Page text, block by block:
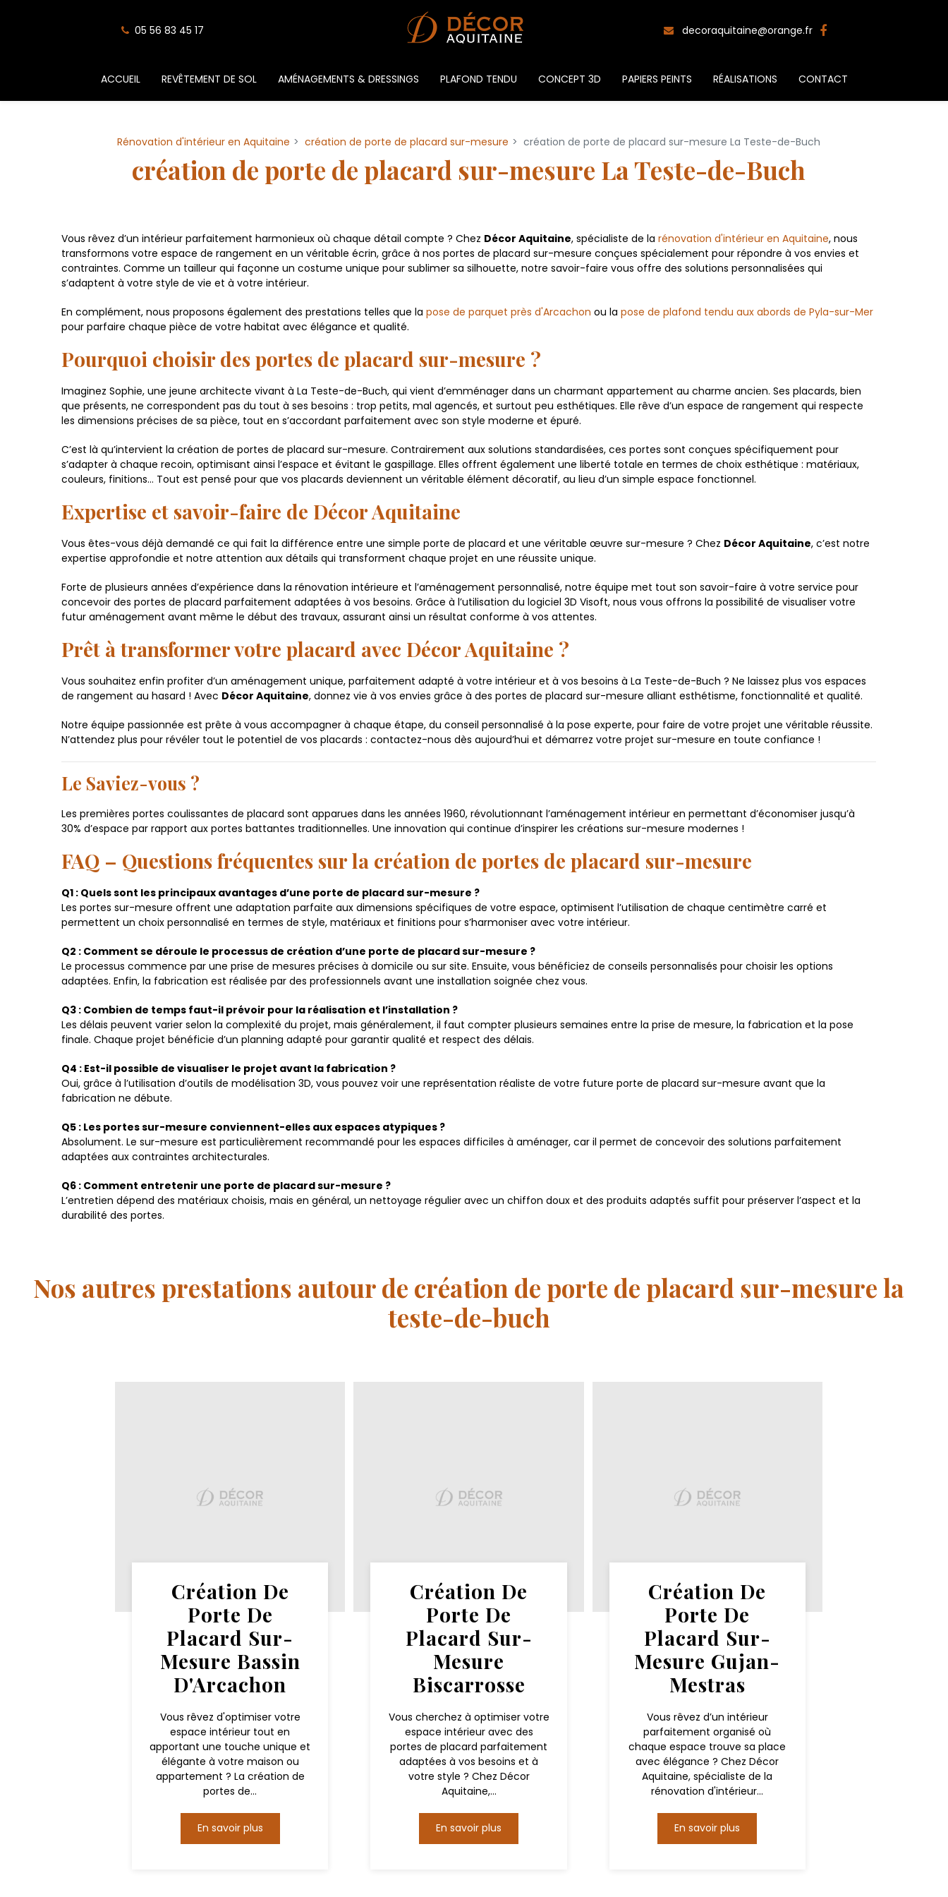
05 56 83 45 17 decoraquitaine@orange.fr
ACCUEIL REVÊTEMENT DE SOL AMÉNAGEMENTS & DRESSINGS PLAFOND TENDU CONCEPT 3D PAPIERS PEINTS RÉALISATIONS CONTACT
Rénovation d'intérieur en Aquitaine création de porte de placard sur-mesure création de porte de placard sur-mesure La Teste-de-Buch
création de porte de placard sur-mesure La Teste-de-Buch
Vous rêvez d’un intérieur parfaitement harmonieux où chaque détail compte ? Chez Décor Aquitaine, spécialiste de la rénovation d'intérieur en Aquitaine, nous
transformons votre espace de rangement en un véritable écrin, grâce à nos portes de placard sur-mesure conçues spécialement pour répondre à vos envies et
contraintes. Comme un tailleur qui façonne un costume unique pour sublimer sa silhouette, notre savoir-faire vous offre des solutions personnalisées qui
s’adaptent à votre style de vie et à votre intérieur.
En complément, nous proposons également des prestations telles que la pose de parquet près d'Arcachon ou la pose de plafond tendu aux abords de Pyla-sur-Mer
pour parfaire chaque pièce de votre habitat avec élégance et qualité.
Pourquoi choisir des portes de placard sur-mesure ?
Imaginez Sophie, une jeune architecte vivant à La Teste-de-Buch, qui vient d’emménager dans un charmant appartement au charme ancien. Ses placards, bien
que présents, ne correspondent pas du tout à ses besoins : trop petits, mal agencés, et surtout peu esthétiques. Elle rêve d’un espace de rangement qui respecte
les dimensions précises de sa pièce, tout en s’accordant parfaitement avec son style moderne et épuré.
C’est là qu’intervient la création de portes de placard sur-mesure. Contrairement aux solutions standardisées, ces portes sont conçues spécifiquement pour
s’adapter à chaque recoin, optimisant ainsi l’espace et évitant le gaspillage. Elles offrent également une liberté totale en termes de choix esthétique : matériaux,
couleurs, finitions… Tout est pensé pour que vos placards deviennent un véritable élément décoratif, au lieu d’un simple espace fonctionnel.
Expertise et savoir-faire de Décor Aquitaine
Vous êtes-vous déjà demandé ce qui fait la différence entre une simple porte de placard et une véritable œuvre sur-mesure ? Chez Décor Aquitaine, c’est notre
expertise approfondie et notre attention aux détails qui transforment chaque projet en une réussite unique.
Forte de plusieurs années d’expérience dans la rénovation intérieure et l’aménagement personnalisé, notre équipe met tout son savoir-faire à votre service pour
concevoir des portes de placard parfaitement adaptées à vos besoins. Grâce à l’utilisation du logiciel 3D Visoft, nous vous offrons la possibilité de visualiser votre
futur aménagement avant même le début des travaux, assurant ainsi un résultat conforme à vos attentes.
Prêt à transformer votre placard avec Décor Aquitaine ?
Vous souhaitez enfin profiter d’un aménagement unique, parfaitement adapté à votre intérieur et à vos besoins à La Teste-de-Buch ? Ne laissez plus vos espaces
de rangement au hasard ! Avec Décor Aquitaine, donnez vie à vos envies grâce à des portes de placard sur-mesure alliant esthétisme, fonctionnalité et qualité.
Notre équipe passionnée est prête à vous accompagner à chaque étape, du conseil personnalisé à la pose experte, pour faire de votre projet une véritable réussite.
N’attendez plus pour révéler tout le potentiel de vos placards : contactez-nous dès aujourd’hui et démarrez votre projet sur-mesure en toute confiance !
Le Saviez-vous ?
Les premières portes coulissantes de placard sont apparues dans les années 1960, révolutionnant l’aménagement intérieur en permettant d’économiser jusqu’à
30% d’espace par rapport aux portes battantes traditionnelles. Une innovation qui continue d’inspirer les créations sur-mesure modernes !
FAQ – Questions fréquentes sur la création de portes de placard sur-mesure
Q1 : Quels sont les principaux avantages d’une porte de placard sur-mesure ?
Les portes sur-mesure offrent une adaptation parfaite aux dimensions spécifiques de votre espace, optimisent l’utilisation de chaque centimètre carré et
permettent un choix personnalisé en termes de style, matériaux et finitions pour s’harmoniser avec votre intérieur.
Q2 : Comment se déroule le processus de création d’une porte de placard sur-mesure ?
Le processus commence par une prise de mesures précises à domicile ou sur site. Ensuite, vous bénéficiez de conseils personnalisés pour choisir les options
adaptées. Enfin, la fabrication est réalisée par des professionnels avant une installation soignée chez vous.
Q3 : Combien de temps faut-il prévoir pour la réalisation et l’installation ?
Les délais peuvent varier selon la complexité du projet, mais généralement, il faut compter plusieurs semaines entre la prise de mesure, la fabrication et la pose
finale. Chaque projet bénéficie d’un planning adapté pour garantir qualité et respect des délais.
Q4 : Est-il possible de visualiser le projet avant la fabrication ?
Oui, grâce à l’utilisation d’outils de modélisation 3D, vous pouvez voir une représentation réaliste de votre future porte de placard sur-mesure avant que la
fabrication ne débute.
Q5 : Les portes sur-mesure conviennent-elles aux espaces atypiques ?
Absolument. Le sur-mesure est particulièrement recommandé pour les espaces difficiles à aménager, car il permet de concevoir des solutions parfaitement
adaptées aux contraintes architecturales.
Q6 : Comment entretenir une porte de placard sur-mesure ?
L’entretien dépend des matériaux choisis, mais en général, un nettoyage régulier avec un chiffon doux et des produits adaptés suffit pour préserver l’aspect et la
durabilité des portes.
Nos autres prestations autour de création de porte de placard sur-mesure la
teste-de-buch
Création De
Porte De
Placard Sur-
Mesure Bassin
D'Arcachon
Vous rêvez d'optimiser votre
espace intérieur tout en
apportant une touche unique et
élégante à votre maison ou
appartement ? La création de
portes de...
En savoir plus
Création De
Porte De
Placard Sur-
Mesure
Biscarrosse
Vous cherchez à optimiser votre
espace intérieur avec des
portes de placard parfaitement
adaptées à vos besoins et à
votre style ? Chez Décor
Aquitaine,...
En savoir plus
Création De
Porte De
Placard Sur-
Mesure Gujan-
Mestras
Vous rêvez d’un intérieur
parfaitement organisé où
chaque espace trouve sa place
avec élégance ? Chez Décor
Aquitaine, spécialiste de la
rénovation d'intérieur...
En savoir plus